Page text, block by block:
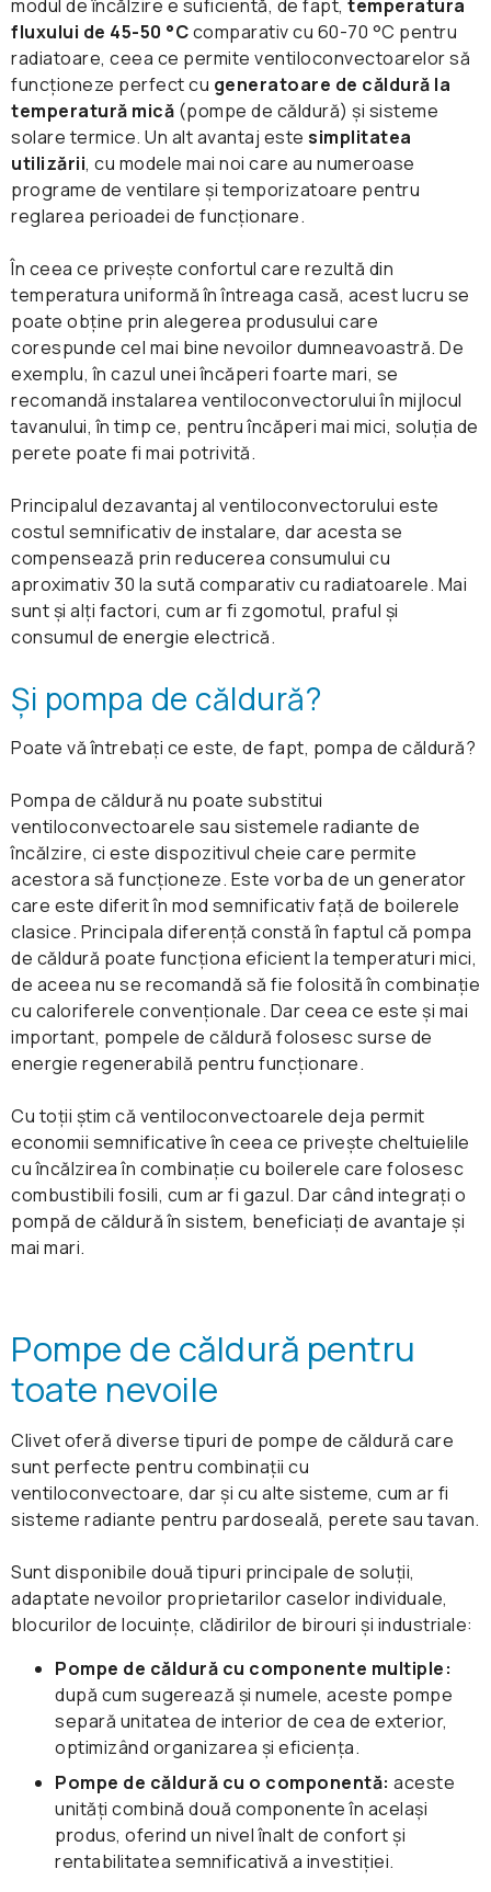
modul de încălzire e suficientă, de fapt, temperatura
fluxului de 45-50 °Ccomparativ cu 60-70 °C pentru
radiatoare, ceea ce permite ventiloconvectoarelor să
funcționeze perfect cu generatoare de căldură la
temperatură mică (pompe de căldură) și sisteme
solare termice. Un alt avantaj este simplitatea
utilizării, cu modele mai noi care au numeroase
programe de ventilare și temporizatoare pentru
reglarea perioadei de funcționare.
În ceea ce privește confortul care rezultă din
temperatura uniformă în întreaga casă, acest lucru se
poate obține prin alegerea produsului care
corespunde cel mai bine nevoilor dumneavoastră. De
exemplu, în cazul unei încăperi foarte mari, se
recomandă instalarea ventiloconvectorului în mijlocul
tavanului, în timp ce, pentru încăperi mai mici, soluția de
perete poate fi mai potrivită.
Principalul dezavantaj al ventiloconvectorului este
costul semnificativ de instalare, dar acesta se
compensează prin reducerea consumului cu
aproximativ 30 la sută comparativ cu radiatoarele. Mai
sunt și alți factori, cum ar fi zgomotul, praful și
consumul de energie electrică.
Și pompa de căldură?
Poate vă întrebați ce este, de fapt, pompa de căldură?
Pompa de căldură nu poate substitui
ventiloconvectoarele sau sistemele radiante de
încălzire, ci este dispozitivul cheie care permite
acestora să funcționeze. Este vorba de un generator
care este diferit în mod semnificativ față de boilerele
clasice. Principala diferență constă în faptul că pompa
de căldură poate funcționa eficient la temperaturi mici,
de aceea nu se recomandă să fie folosită în combinație
cu caloriferele convenționale. Dar ceea ce este și mai
important, pompele de căldură folosesc surse de
energie regenerabilă pentru funcționare.
Cu toții știm că ventiloconvectoarele deja permit
economii semnificative în ceea ce privește cheltuielile
cu încălzirea în combinație cu boilerele care folosesc
combustibili fosili, cum ar fi gazul. Dar când integrați o
pompă de căldură în sistem, beneficiați de avantaje și
mai mari.
Pompe de căldură pentru
toate nevoile
Clivet oferă diverse tipuri de pompe de căldură care
sunt perfecte pentru combinații cu
ventiloconvectoare, dar și cu alte sisteme, cum ar fi
sisteme radiante pentru pardoseală, perete sau tavan.
Sunt disponibile două tipuri principale de soluții,
adaptate nevoilor proprietarilor caselor individuale,
blocurilor de locuințe, clădirilor de birouri și industriale:
Pompe de căldură cu componente multiple:
după cum sugerează și numele, aceste pompe
separă unitatea de interior de cea de exterior,
optimizând organizarea și eficiența.
Pompe de căldură cu o componentă: aceste
unități combină două componente în același
produs, oferind un nivel înalt de confort și
rentabilitatea semnificativă a investiției.
Răcire A++ / Încălzire A+
Putere: 2,7 – 7 kW
Funcția „Follow me"
Funcție de auto-curățare
Comandă opțională prin Wi-Fi
Design minimalist, rotunjit, elegant
Suflu de aer multidirecțional
WiFi / Control inteligent prin aplicație sau prin
comandă vocală, cu ajutorul sistemelor Amazon
Alexa sau Google Assistant
rotației motorizate a lamelelor la 180°
„Funcție în cascadă" pentru răcirea rapidă a
încăperii
Funcția „Breeze away" care permite
direcționarea suflului de aer după preferințe,
Filtru de purificare: activ împotriva mirosurilor,
prafului, polenului, sporilor și bacteriilor
WiFi / Control inteligent prin aplicație sau prin
Alexa sau Google Assistant
Un spectru deosebit de larg de funcționare la
temperaturi externe între -30 și +50 °C
Controlul nivelului de umiditate
Confort în orice situație datorită senzorului„Ochi
inteligent"
WiFi / Control inteligent prin aplicație sau vocal
cu ajutorul sistemelor Amazon Alexa sau Google
Assistant